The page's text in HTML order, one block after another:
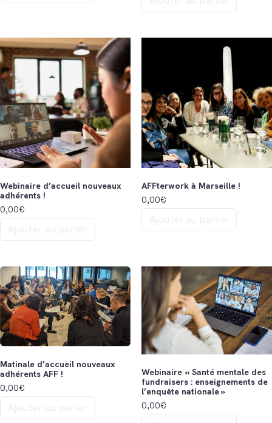
Webinaire d’accueil nouveaux
adhérents !
0,00€
AFFterwork à Marseille !
0,00€
Matinale d’accueil nouveaux
adhérents AFF !
0,00€
Webinaire « Santé mentale des
fundraisers : enseignements de
l’enquête nationale »
0,00€